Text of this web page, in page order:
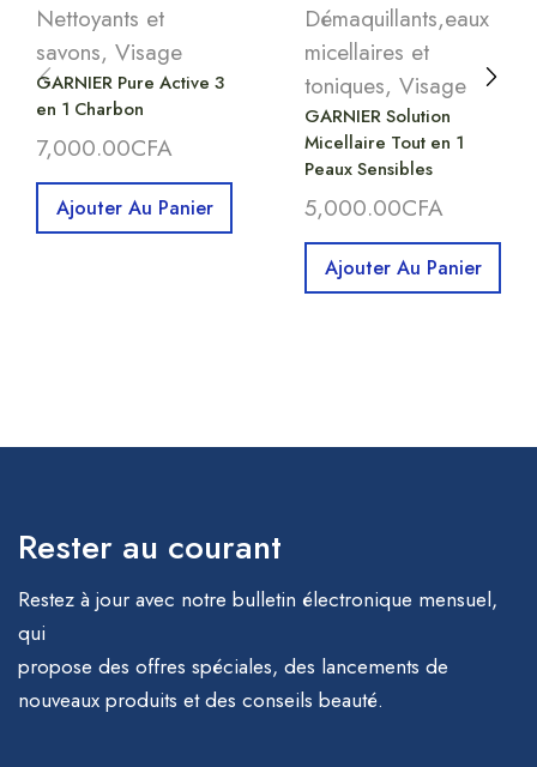
Nettoyants et
savons, Visage
GARNIER Pure Active 3
en 1 Charbon
7,000.00CFA
Ajouter Au Panier
Démaquillants,eaux
micellaires et
toniques, Visage
GARNIER Solution
Micellaire Tout en 1
Peaux Sensibles
5,000.00CFA
Ajouter Au Panier
Rester au courant
Restez à jour avec notre bulletin électronique mensuel,
qui
propose des offres spéciales, des lancements de
nouveaux produits et des conseils beauté.